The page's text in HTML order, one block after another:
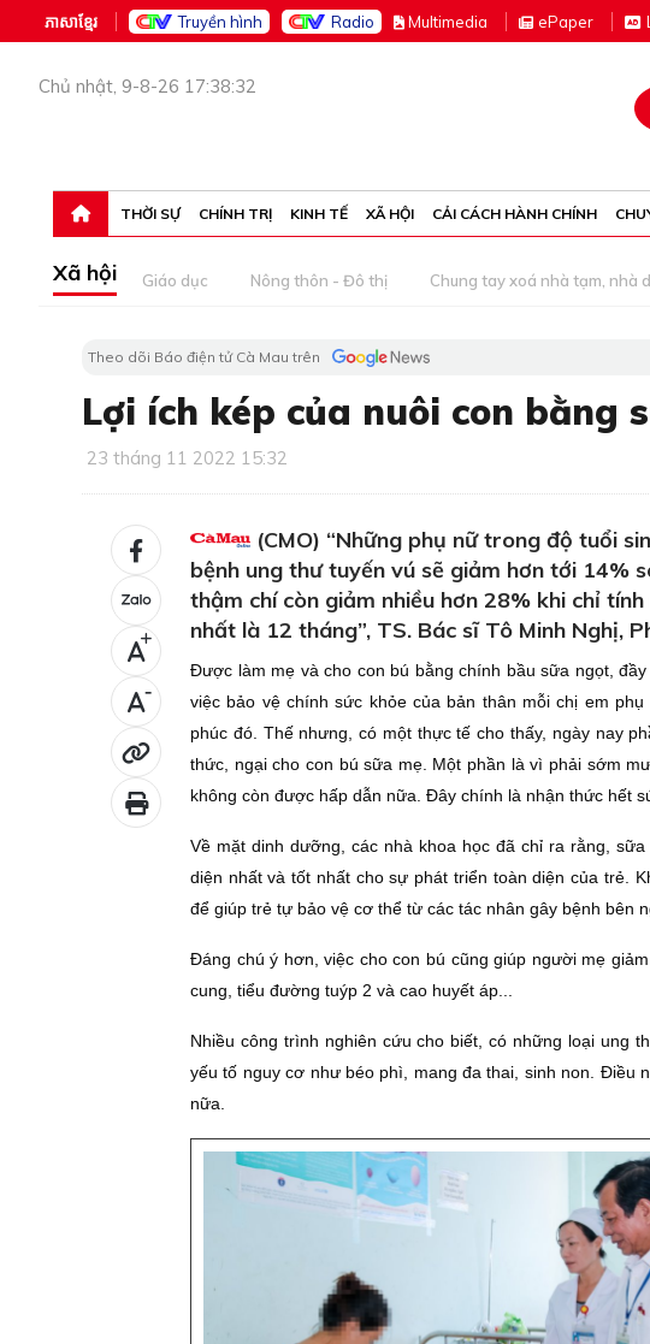
ភាសាខ្មែរ Truyền hình Radio Multimedia ePaper
Chủ nhật, 9-8-26 17:38:32
THỜI SỰ CHÍNH TRỊ KINH TẾ XÃ HỘI CẢI CÁCH HÀNH CHÍNH
Xã hội Giáo dục Nông thôn - Đô thị Chung tay xoá nhà tạm, nhà
Theo dõi Báo điện tử Cà Mau trên
Lợi ích kép của nuôi con bằng
23 tháng 11 2022 15:32
+
-
(CMO) “Những phụ nữ trong độ tuổi
bệnh ung thư tuyến vú sẽ giảm hơn tới 14%
thậm chí còn giảm nhiều hơn 28% khi chỉ
nhất là 12 tháng”, TS. Bác sĩ Tô Minh Nghị,
Được làm mẹ và cho con bú bằng chính bầu sữa ngọt,
việc bảo vệ chính sức khỏe của bản thân mỗi chị em
phúc đó. Thế nhưng, có một thực tế cho thấy, ngày nay
thức, ngại cho con bú sữa mẹ. Một phần là vì phải sớm
không còn được hấp dẫn nữa. Đây chính là nhận thức hết
Về mặt dinh dưỡng, các nhà khoa học đã chỉ ra rằng,
diện nhất và tốt nhất cho sự phát triển toàn diện của trẻ.
để giúp trẻ tự bảo vệ cơ thể từ các tác nhân gây bệnh bên
Đáng chú ý hơn, việc cho con bú cũng giúp người mẹ
cung, tiểu đường tuýp 2 và cao huyết áp...
Nhiều công trình nghiên cứu cho biết, có những loại ung
yếu tố nguy cơ như béo phì, mang đa thai, sinh non. Điều
nữa.